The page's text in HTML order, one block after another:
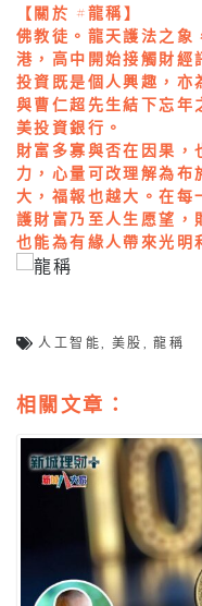
【關於 #龍稱】
佛教徒。龍天護法之象
港，高中開始接觸財經
投資既是個人興趣，亦
與曹仁超先生結下忘年
美投資銀行。
財富多寡與否在因果，
力，心量可改理解為布
大，福報也越大。在每
護財富乃至人生愿望，
也能為有緣人帶來光明
人工智能 美股 ,龍稱
相關文章：